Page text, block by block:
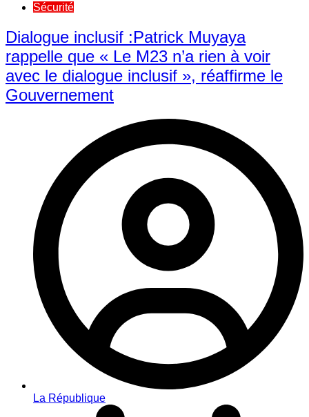
Sécurité
Dialogue inclusif :Patrick Muyaya
rappelle que « Le M23 n’a rien à voir
avec le dialogue inclusif », réaffirme le
Gouvernement
La République